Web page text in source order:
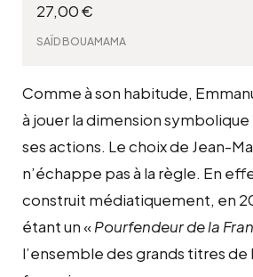
27,00€
SAÏD BOUAMAMA
Comme à son habitude,
à jouer la dimension
ses actions. Le choix de Jean-
n’échappe pas à la règle. En
construit médiatiquement, en
étant un «Pourfendeur de la
l’ensemble des grands titres de